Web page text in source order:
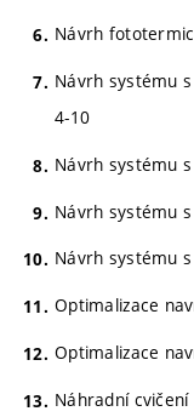
Návrh
Návrh systému
4-10
Návrh systému
Návrh systému
Návrh systému
Optimalizace
Optimalizace
Náhradní cvičení